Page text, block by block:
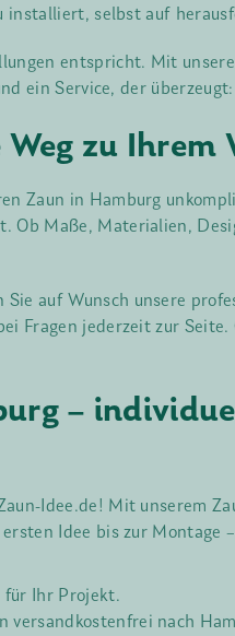
installiert, selbst auf
entspricht. Mit
ein Service, der
zu Ihrem
Zaun in Hamburg
Ob Maße, Materialien,
auf Wunsch unsere
Fragen jederzeit zur
–
Idee.de! Mit unserem
Idee bis zur Montage
für Ihr Projekt.
nach